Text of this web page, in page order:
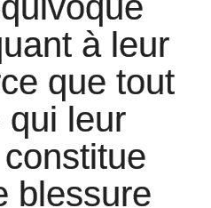
à leur
que tout
qui leur
blessure